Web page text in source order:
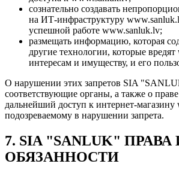
сознательно создавать
на ИТ-инфраструктуру
успешной работе www.sanluk.lv;
размещать информацию, которая
другие технологии, которые
интересам и имуществу, и его
О нарушении этих запретов SIA
соответствующие органы, а также о праве
дальнейший доступ к интернет-
подозреваемому в нарушении запрета.
7. SIA "SANLUK" ПРАВА
ОБЯЗАННОСТИ